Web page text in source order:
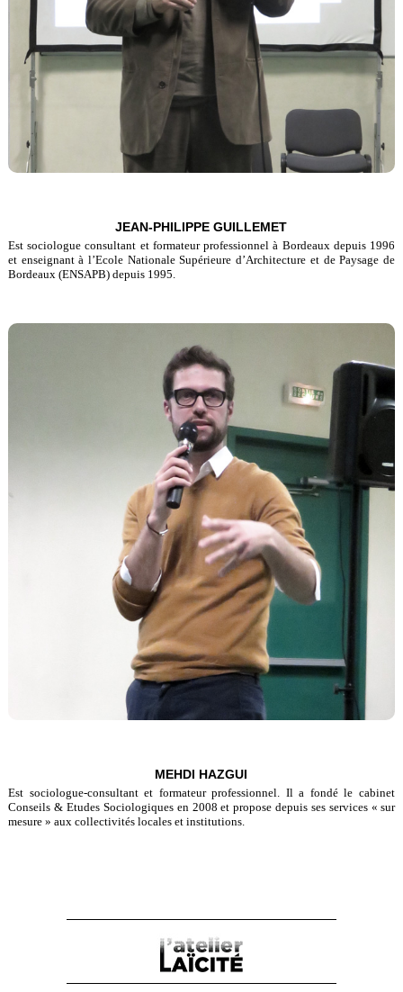
JEAN-PHILIPPE GUILLEMET
Est sociologue consultant et formateur professionnel à Bordeaux depuis 1996
et enseignant à l’Ecole Nationale Supérieure d’Architecture et de Paysage de
Bordeaux (ENSAPB) depuis 1995.
MEHDI HAZGUI
Est sociologue-consultant et formateur professionnel. Il a fondé le cabinet
Conseils & Etudes Sociologiques en 2008 et propose depuis ses services « sur
mesure » aux collectivités locales et institutions.